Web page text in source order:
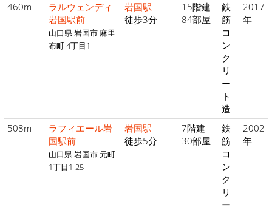
460m
ラルウェンディ
岩国駅前
山口県 岩国市 麻里
布町 4丁目1
岩国駅
徒歩3分
15階建
84部屋
鉄
筋
コ
ン
ク
リ
ー
ト
造
2017
年
508m
ラフィエール岩
国駅前
山口県 岩国市 元町
1丁目1-25
岩国駅
徒歩5分
7階建
30部屋
鉄
筋
コ
ン
ク
リ
ー
2002
年